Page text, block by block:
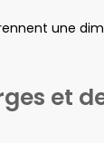
une
et